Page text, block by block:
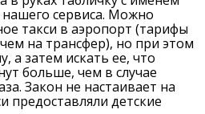
нашего сервиса. Можно
такси в аэропорт (тарифы
на трансфер), но при этом
а затем искать ее, что
больше, чем в случае
Закон не настаивает на
предоставляли детские